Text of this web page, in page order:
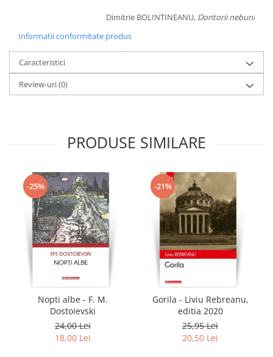
Dimitrie BOLINTINEANU, Doritorii nebuni
Informatii conformitate produs
Caracteristici
Review-uri(0)
PRODUSE SIMILARE
-25%
Nopti albe - F. M.
Dostoievski
24,00 Lei
18,00 Lei
-21%
Gorila - Liviu Rebreanu,
editia 2020
25,95 Lei
20,50 Lei